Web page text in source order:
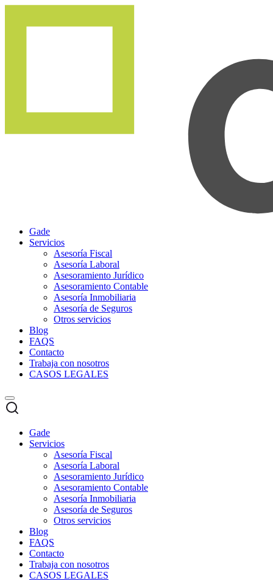
Gade
Servicios
Asesoría Fiscal
Asesoría Laboral
Asesoramiento Jurídico
Asesoramiento Contable
Asesoría Inmobiliaria
Asesoría de Seguros
Otros servicios
Blog
FAQS
Contacto
Trabaja con nosotros
CASOS LEGALES
Gade
Servicios
Asesoría Fiscal
Asesoría Laboral
Asesoramiento Jurídico
Asesoramiento Contable
Asesoría Inmobiliaria
Asesoría de Seguros
Otros servicios
Blog
FAQS
Contacto
Trabaja con nosotros
CASOS LEGALES